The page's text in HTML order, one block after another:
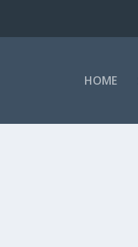
HOME